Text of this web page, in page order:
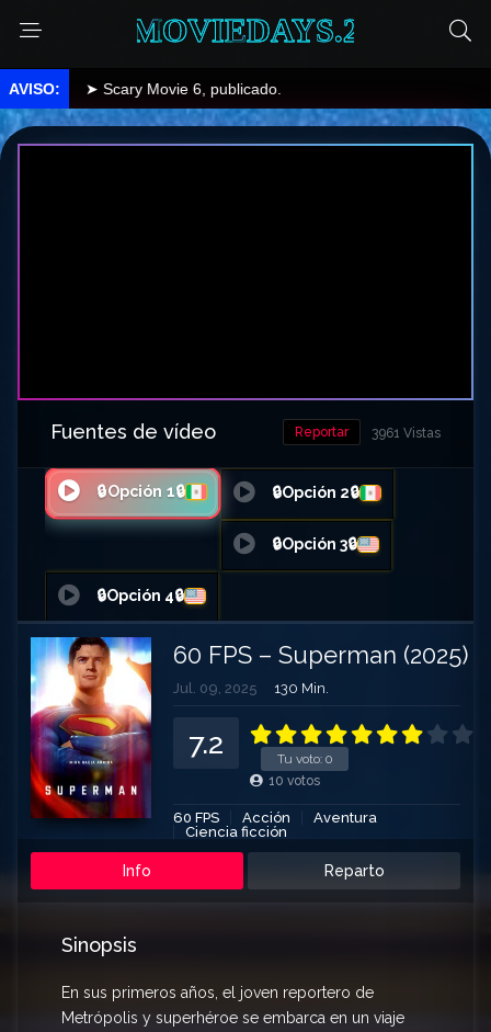
MOVIEDAYS.2
➤ Scary Movie 6, publicado.
Fuentes de vídeo 3961 Vistas
Reportar
🔒Opción 1🔒 🔒Opción 2🔒
🔒Opción 3🔒
🔒Opción 4🔒
60 FPS – Superman (2025)
Jul. 09, 2025 130 Min.
Tu voto: 0
7.2
10 votos
60 FPS Acción
Aventura
Ciencia ficción
Info Reparto
Sinopsis
En sus primeros años, el joven reportero de
Metrópolis y superhéroe se embarca en un viaje